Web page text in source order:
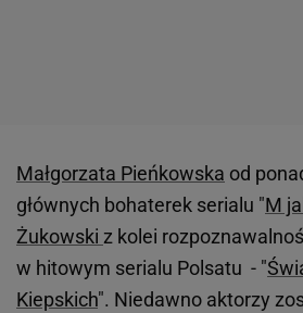
Małgorzata Pieńkowska od
głównych bohaterek serialu "M
Żukowski z kolei
w hitowym serialu Polsatu - "
Kiepskich". Niedawno aktorzy